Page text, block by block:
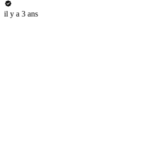
il y a 3 ans